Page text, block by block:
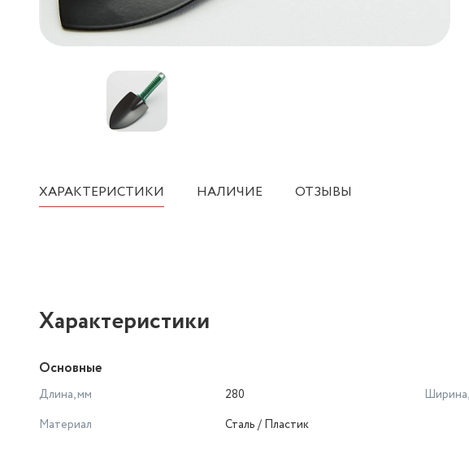
ХАРАКТЕРИСТИКИ НАЛИЧИЕ ОТЗЫВЫ
Характеристики
Основные
Длина, мм
280
Материал
Сталь / Пластик